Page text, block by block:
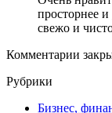
просторнее
свежо и
Комментарии
Рубрики
Бизнес,